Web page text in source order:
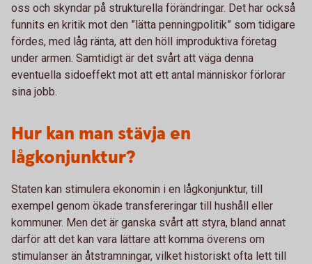
oss och skyndar på strukturella förändringar. Det har också
funnits en kritik mot den ”lätta penningpolitik” som tidigare
fördes, med låg ränta, att den höll improduktiva företag
under armen. Samtidigt är det svårt att väga denna
eventuella sidoeffekt mot att ett antal människor förlorar
sina jobb.
Hur kan man stävja en
lågkonjunktur?
Staten kan stimulera ekonomin i en lågkonjunktur, till
exempel genom ökade transfereringar till hushåll eller
kommuner. Men det är ganska svårt att styra, bland annat
därför att det kan vara lättare att komma överens om
stimulanser än åtstramningar, vilket historiskt ofta lett till